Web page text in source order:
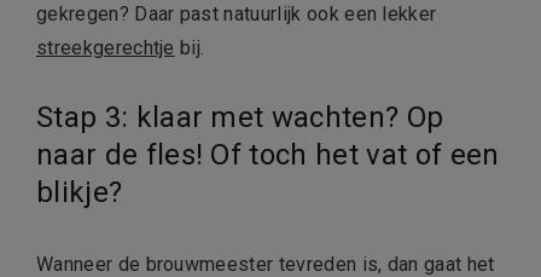
gekregen? Daar past natuurlijk ook een lekker
streekgerechtje bij.
Stap 3: klaar met wachten? Op
naar de fles! Of toch het vat of een
blikje?
Wanneer de brouwmeester tevreden is, dan gaat het